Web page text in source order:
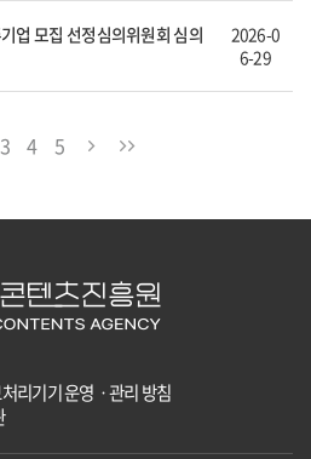
업 모집 선정심의위원회 심의
2026-0
6-29
3 4 5
리기기 운영ㆍ관리 방침